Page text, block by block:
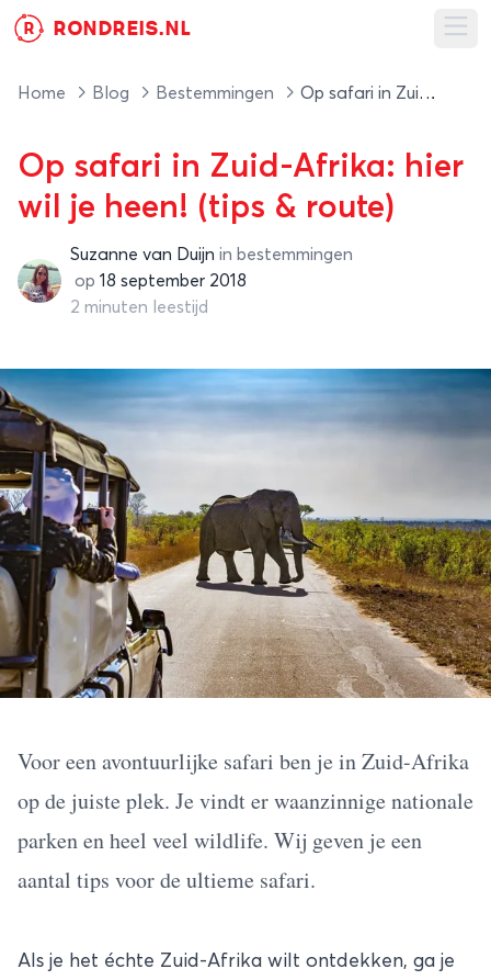
R RONDREIS.NL
Home Blog Bestemmingen Op safari in Zuid-Afrika: hier wil je heen! (tips & route)
Op safari in Zuid-Afrika: hier
wil je heen! (tips & route)
Suzanne van Duijn
Suzanne van Duijn in bestemmingen
op 18 september 2018
2 minuten leestijd
Voor een avontuurlijke safari ben je in Zuid-Afrika
op de juiste plek. Je vindt er waanzinnige nationale
parken en heel veel wildlife. Wij geven je een
aantal tips voor de ultieme safari.
Als je het échte Zuid-Afrika wilt ontdekken, ga je